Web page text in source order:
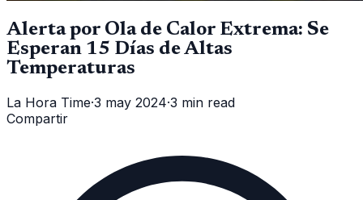
Alerta por Ola de Calor Extrema: Se
Esperan 15 Días de Altas
Temperaturas
La Hora Time·3 may 2024·3 min read
Compartir